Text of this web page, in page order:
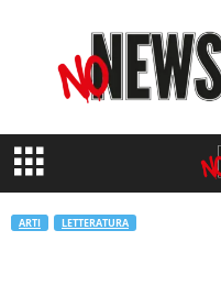
s
ARTI LETTERATURA